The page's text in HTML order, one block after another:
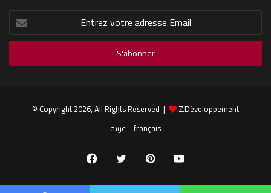
Entrez
votre
adresse
© Copyright 2026, All Rights Reserved |
Z.Développement
عربية français
FacebookTwitterPinterestYouTube